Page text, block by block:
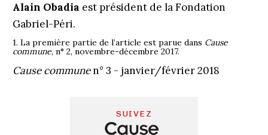
Alain Obadia est président de la Fondation
Gabriel-Péri.
1. La première partie de l’article est parue dans Cause
commune, n° 2, novembre-décembre 2017.
Cause communen° 3 - janvier/février 2018
SUIVEZ